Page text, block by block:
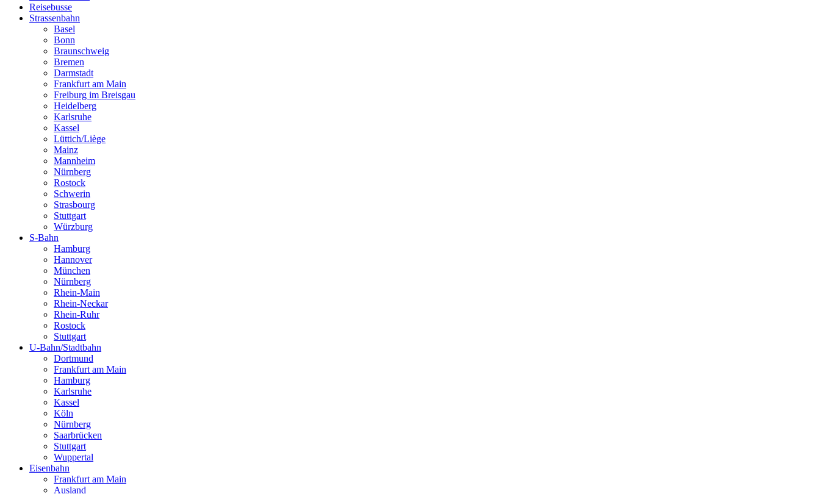
Reisebusse
Strassenbahn
Basel
Bonn
Braunschweig
Bremen
Darmstadt
Frankfurt am Main
Freiburg im Breisgau
Heidelberg
Karlsruhe
Kassel
Lüttich/Liège
Mainz
Mannheim
Nürnberg
Rostock
Schwerin
Strasbourg
Stuttgart
Würzburg
S-Bahn
Hamburg
Hannover
München
Nürnberg
Rhein-Main
Rhein-Neckar
Rhein-Ruhr
Rostock
Stuttgart
U-Bahn/Stadtbahn
Dortmund
Frankfurt am Main
Hamburg
Karlsruhe
Kassel
Köln
Nürnberg
Saarbrücken
Stuttgart
Wuppertal
Eisenbahn
Frankfurt am Main
Ausland